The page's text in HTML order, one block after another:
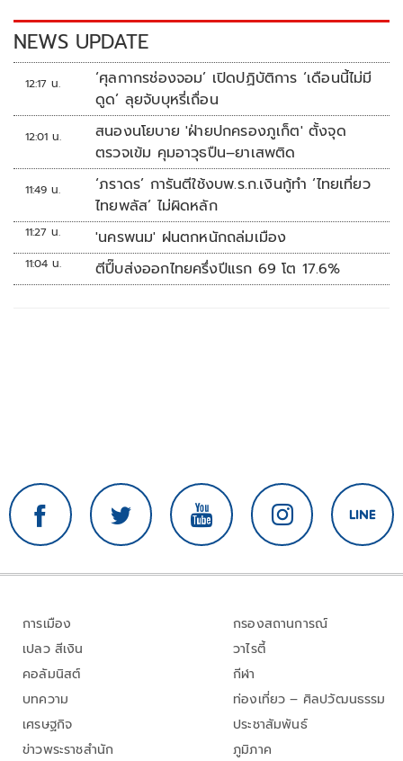
k k
NEWS UPDATE
12:17 น.
‘ศุลกากรช่องจอม’ เปิดปฏิบัติการ ‘เดือนนี้ไม่มี
ดูด’ ลุยจับบุหรี่เถื่อน
12:01 น.
สนองนโยบาย 'ฝ่ายปกครองภูเก็ต' ตั้งจุด
ตรวจเข้ม คุมอาวุธปืน–ยาเสพติด
11:49 น.
‘ภราดร’ การันตีใช้งบพ.ร.ก.เงินกู้ทำ ‘ไทยเที่ยว
ไทยพลัส’ ไม่ผิดหลัก
11:27 น. 'นครพนม' ฝนตกหนักถล่มเมือง
11:04 น. ตีปี๊บส่งออกไทยครึ่งปีแรก 69 โต 17.6%
การเมือง
เปลว สีเงิน
คอลัมนิสต์
บทความ
เศรษฐกิจ
ข่าวพระราชสำนัก
กรองสถานการณ์
วาไรตี้
กีฬา
ท่องเที่ยว – ศิลปวัฒนธรรม
ประชาสัมพันธ์
ภูมิภาค